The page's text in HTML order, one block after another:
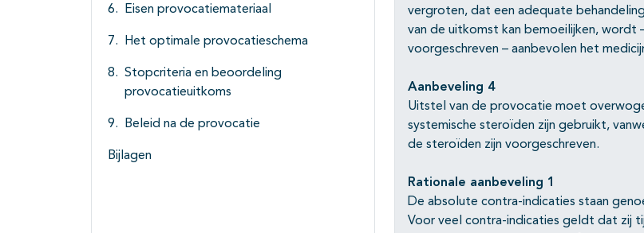
Eisen provocatiemateriaal
Het optimale provocatieschema
Stopcriteria en beoordeling
provocatieuitkoms
Beleid na de provocatie
Bijlagen
vergroten, dat een adequate
van de uitkomst kan bemoeilijken,
voorgeschreven – aanbevolen het
Aanbeveling 4
Uitstel van de provocatie moet
systemische steroïden zijn gebruikt,
de steroïden zijn voorgeschreven.
Rationale aanbeveling 1
De absolute contra-indicaties staan
Voor veel contra-indicaties geldt dat zij